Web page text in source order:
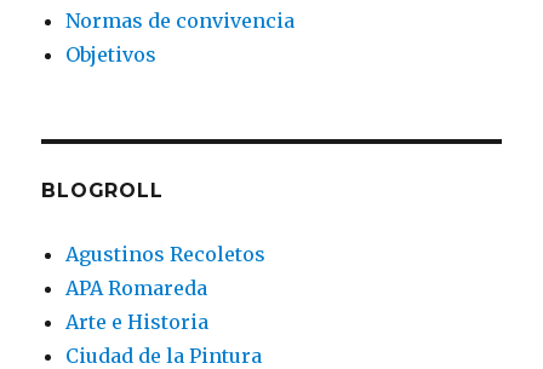
Normas de convivencia
Objetivos
BLOGROLL
Agustinos Recoletos
APA Romareda
Arte e Historia
Ciudad de la Pintura